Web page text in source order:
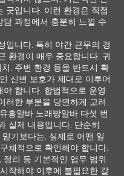
곳입니다. 이런 환경은 직접
담 과정에서 충분히 느낄 수
입니다. 특히 야간 근무의 경
환경이 매우 중요합니다. 귀
, 주변 환경 등을 반드시 확
신변 보호가 제대로 이루어
야 합니다. 합법적으로 운영
러한 부분을 당연하게 고려
흥알바 노래방알바 다섯 번
실제 내용입니다. 단순히
믿기보다는, 실제로 어떤 일
체적으로 확인해야 합니다.
정리 등 기본적인 업무 범위
작해야 이후에 불필요한 갈